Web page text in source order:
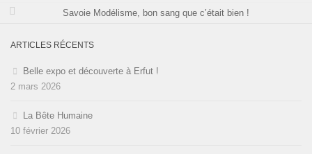
Savoie Modélisme, bon sang que c’était bien !
ARTICLES RÉCENTS
Belle expo et découverte à Erfut !
2 mars 2026
La Bête Humaine
10 février 2026